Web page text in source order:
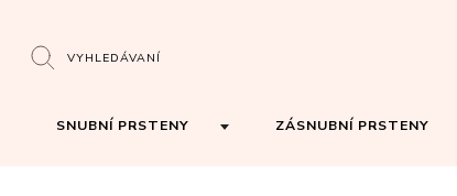
VYHLEDÁVANÍ
SNUBNÍ PRSTENY ZÁSNUBNÍ PRSTENY